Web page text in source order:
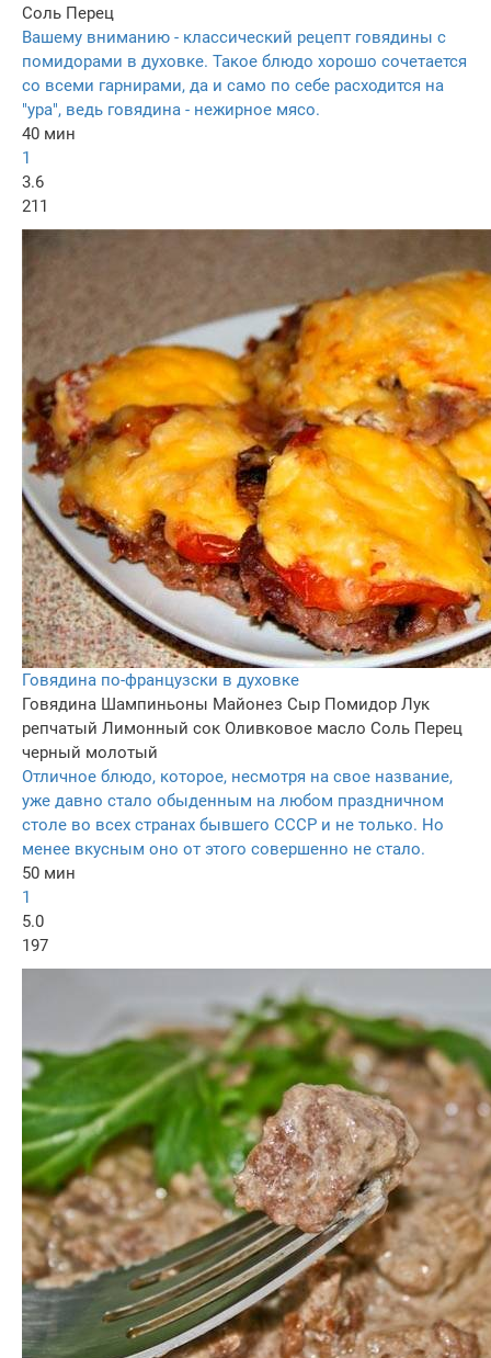
Соль Перец
Вашему вниманию - классический рецепт говядины с
помидорами в духовке. Такое блюдо хорошо сочетается
со всеми гарнирами, да и само по себе расходится на
"ура", ведь говядина - нежирное мясо.
40 мин
1
3.6
211
Говядина по-французски в духовке
Говядина Шампиньоны Майонез Сыр Помидор Лук
репчатый Лимонный сок Оливковое масло Соль Перец
черный молотый
Отличное блюдо, которое, несмотря на свое название,
уже давно стало обыденным на любом праздничном
столе во всех странах бывшего СССР и не только. Но
менее вкусным оно от этого совершенно не стало.
50 мин
1
5.0
197